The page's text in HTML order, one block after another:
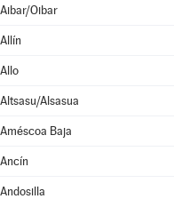
Aibar/Oibar
Allín
Allo
Altsasu/Alsasua
Améscoa Baja
Ancín
Andosilla